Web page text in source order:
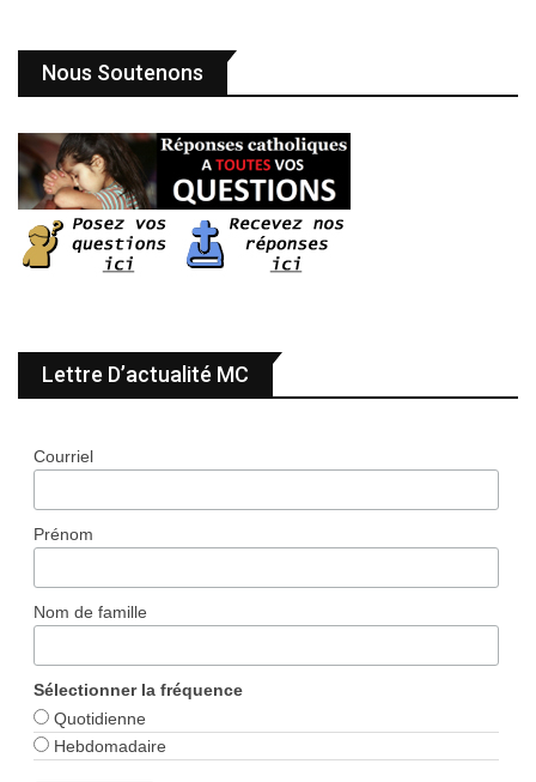
Nous Soutenons
Lettre D’actualité MC
Courriel
Prénom
Nom de famille
Sélectionner la fréquence
Quotidienne
Hebdomadaire